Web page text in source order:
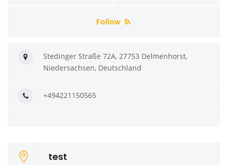
Follow
Stedinger Straße 72A, 27753 Delmenhorst,
Niedersachsen, Deutschland
+494221150565
test